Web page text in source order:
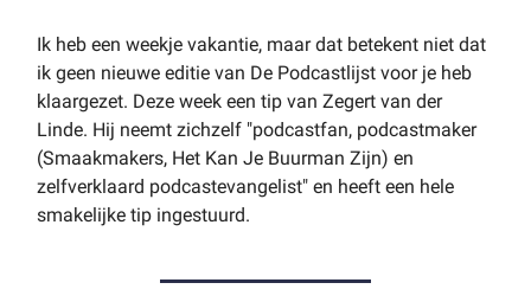
Ik heb een weekje vakantie, maar dat betekent niet dat
ik geen nieuwe editie van De Podcastlijst voor je heb
klaargezet. Deze week een tip van Zegert van der
Linde. Hij neemt zichzelf "podcastfan, podcastmaker
(Smaakmakers, Het Kan Je Buurman Zijn) en
zelfverklaard podcastevangelist" en heeft een hele
smakelijke tip ingestuurd.